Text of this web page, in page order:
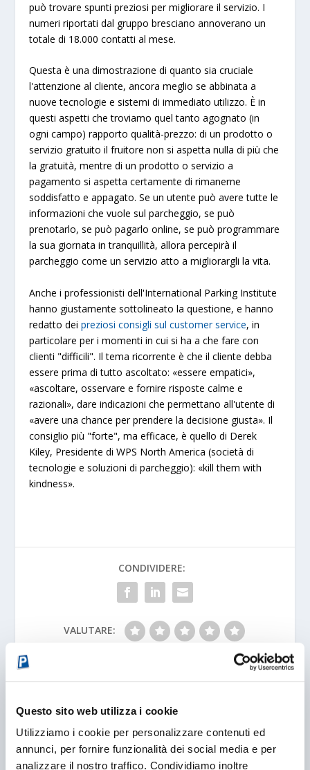
Questo sito web utilizza i cookie
Utilizziamo i cookie per personalizzare contenuti ed
annunci, per fornire funzionalità dei social media e per
analizzare il nostro traffico. Condividiamo inoltre
può trovare spunti preziosi per migliorare il servizio. I
numeri riportati dal gruppo bresciano annoverano un
totale di 18.000 contatti al mese.
Questa è una dimostrazione di quanto sia cruciale
l'attenzione al cliente, ancora meglio se abbinata a
nuove tecnologie e sistemi di immediato utilizzo. È in
questi aspetti che troviamo quel tanto agognato (in
ogni campo) rapporto qualità-prezzo: di un prodotto o
servizio gratuito il fruitore non si aspetta nulla di più che
la gratuità, mentre di un prodotto o servizio a
pagamento si aspetta certamente di rimanerne
soddisfatto e appagato. Se un utente può avere tutte le
informazioni che vuole sul parcheggio, se può
prenotarlo, se può pagarlo online, se può programmare
la sua giornata in tranquillità, allora percepirà il
parcheggio come un servizio atto a migliorargli la vita.
Anche i professionisti dell'International Parking Institute
hanno giustamente sottolineato la questione, e hanno
redatto deipreziosi consigli sul customer service, in
particolare per i momenti in cui si ha a che fare con
clienti "difficili". Il tema ricorrente è che il cliente debba
essere prima di tutto ascoltato: «essere empatici»,
«ascoltare, osservare e fornire risposte calme e
razionali», dare indicazioni che permettano all'utente di
«avere una chance per prendere la decisione giusta». Il
consiglio più "forte", ma efficace, è quello di Derek
Kiley, Presidente di WPS North America (società di
tecnologie e soluzioni di parcheggio): «kill them with
kindness».
CONDIVIDERE:
VALUTARE:
IL "GRANDE FRATELLO"
DELLA DOPPIA FILA
RFID E PARCHEGGI